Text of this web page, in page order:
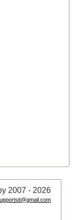
2007 - 2026